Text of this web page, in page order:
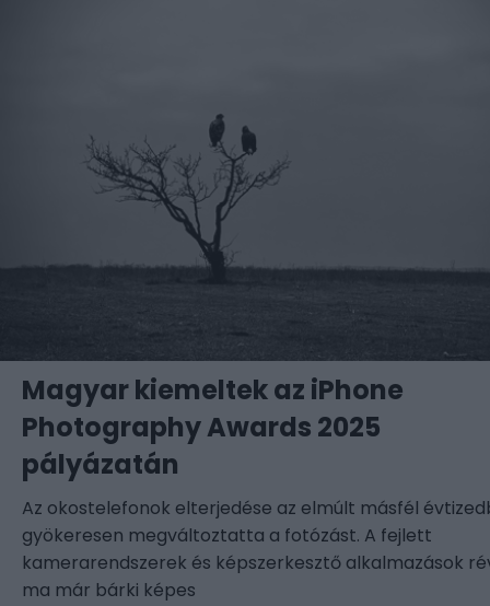
Magyar kiemeltek az iPhone
Photography Awards 2025
pályázatán
Az okostelefonok elterjedése az elmúlt másfél
gyökeresen megváltoztatta a fotózást. A fejlett
kamerarendszerek és képszerkesztő alkalmazások
ma már bárki képes